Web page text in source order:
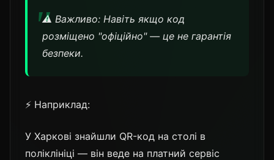
⚠️ Важливо: Навіть якщо код
розміщено "офіційно" — це не гарантія
безпеки.
⚡ Наприклад:
У Харкові знайшли QR-код на столі в
поліклініці — він веде на платний сервіс